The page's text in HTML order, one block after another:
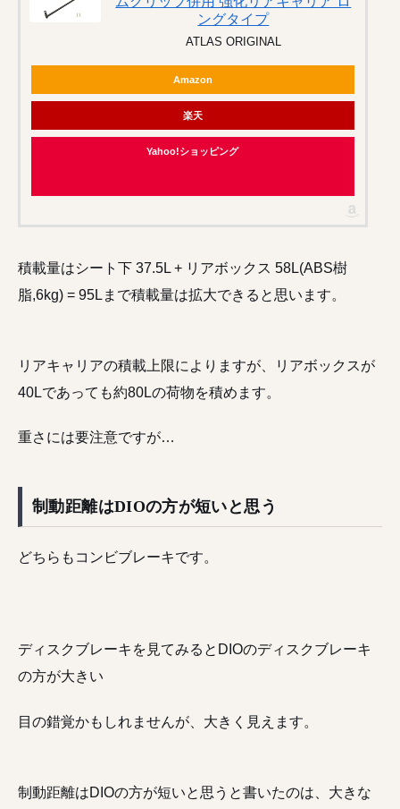
ングタイプ
ATLAS ORIGINAL
Amazon
楽天
Yahoo!ショッピング
積載量はシート下 37.5L + リアボックス 58L(ABS樹
脂,6kg) = 95Lまで積載量は拡大できると思います。
リアキャリアの積載上限によりますが、リアボックスが
40Lであっても約80Lの荷物を積めます。
重さには要注意ですが…
制動距離はDIOの方が短いと思う
どちらもコンビブレーキです。
ディスクブレーキを見てみるとDIOのディスクブレーキ
の方が大きい
目の錯覚かもしれませんが、大きく見えます。
制動距離はDIOの方が短いと思うと書いたのは、大きな